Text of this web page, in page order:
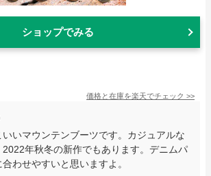
ショップでみる
価格と在庫を楽天でチェック >>
いいマウンテンブーツです。カジュアルな
年秋冬の新作でもあります。デニムパ
わせやすいと思いますよ。